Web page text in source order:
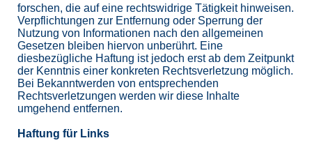
forschen, die auf eine rechtswidrige Tätigkeit hinweisen.
Verpflichtungen zur Entfernung oder Sperrung der
Nutzung von Informationen nach den allgemeinen
Gesetzen bleiben hiervon unberührt. Eine
diesbezügliche Haftung ist jedoch erst ab dem Zeitpunkt
der Kenntnis einer konkreten Rechtsverletzung möglich.
Bei Bekanntwerden von entsprechenden
Rechtsverletzungen werden wir diese Inhalte
umgehend entfernen.
Haftung für Links